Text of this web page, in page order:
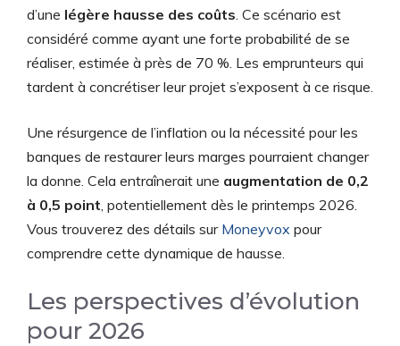
d’une légère hausse des coûts . Ce scénario est
considéré comme ayant une forte probabilité de se
réaliser, estimée à près de 70 %. Les emprunteurs qui
tardent à concrétiser leur projet s’exposent à ce risque.
Une résurgence de l’inflation ou la nécessité pour les
banques de restaurer leurs marges pourraient changer
la donne. Cela entraînerait une augmentation de 0,2
à 0,5 point , potentiellement dès le printemps 2026.
Vous trouverez des détails sur Moneyvox pour
comprendre cette dynamique de hausse.
Les perspectives d’évolution
pour 2026